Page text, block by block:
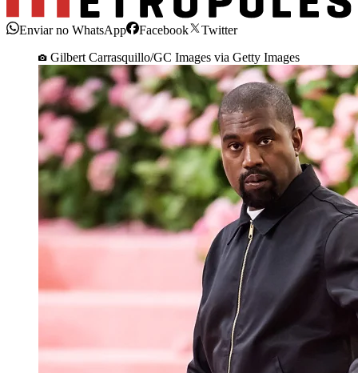
Enviar no WhatsApp Facebook
Twitter
Gilbert Carrasquillo/GC Images via Getty Images